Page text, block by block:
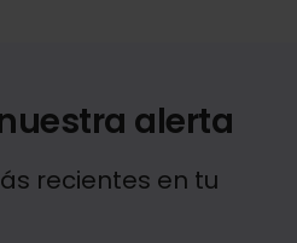
alerta
recientes en tu